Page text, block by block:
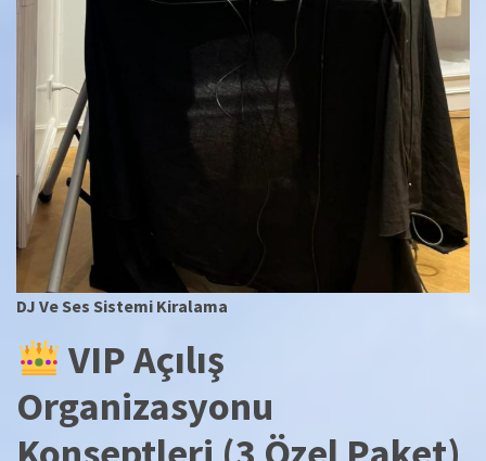
DJ Ve Ses Sistemi Kiralama
VIP Açılış
Organizasyonu